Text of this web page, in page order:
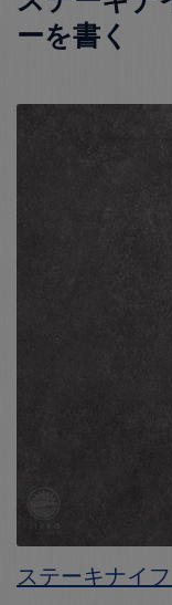
ーを書く
ステーキナイ